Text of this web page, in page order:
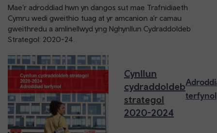
Mae’r adroddiad hwn yn dangos sut mae Trafnidiaeth
Cymru wedi gweithio tuag at yr amcanion a’r camau
gweithredu a amlinellwyd yng Nghynllun Cydraddoldeb
Strategol: 2020-24.
Cynllun
cydraddoldeb
strategol
2020-2024
terfynol